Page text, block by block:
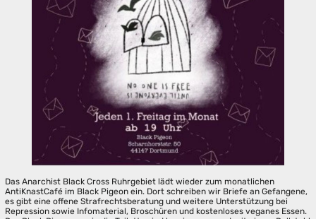
Das Anarchist Black Cross Ruhrgebiet lädt wieder zum monatlichen
AntiKnastCafé im Black Pigeon ein. Dort schreiben wir Briefe an Gefangene,
es gibt eine offene Strafrechtsberatung und weitere Unterstützung bei
Repression sowie Infomaterial, Broschüren und kostenloses veganes Essen.